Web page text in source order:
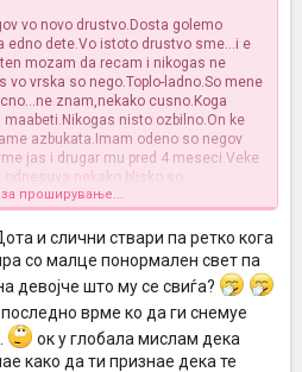
vo novo drustvo.Dosta golemo
edno dete.Vo istoto drustvo sme...i e
mozam da recam i nikogas ne
vrska so nego.Toplo-ladno.So mene
znam,nekako cusno.Koga
nisto ozbilno.On ke
azbukata.Imam odeno so negov
jas i drugar mu pred 4 meseci.Veke
nekako blisko so
ist market toj me zede za raka i trgna
da ne se slucuva vo
i sl. rab.Ne znam dava dosta
mesto.Nekogas tolku cudno se
site moi somnezi deka mu se svigam
e deka i toj mene mi se
e za seriozni vrski,deka se mu e na
za ozbilno...Ne znam...pomognete
проширување...
и слични ствари па ретко кога
со малце понормален свет па
девојче што му се свиѓа?
врме ко да ги снемуе
ок у глобала мислам дека
како да ти признае дека те